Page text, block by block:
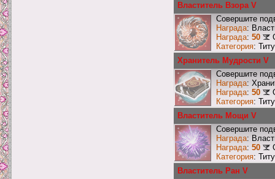
Властитель Взора V
Совершите
Награда:
Награда: 50
Категория:
Хранитель Мудрости V
Совершите
Награда:
Награда: 50
Категория:
Властитель Мощи V
Совершите
Награда:
Награда: 50
Категория:
Властитель Ран V